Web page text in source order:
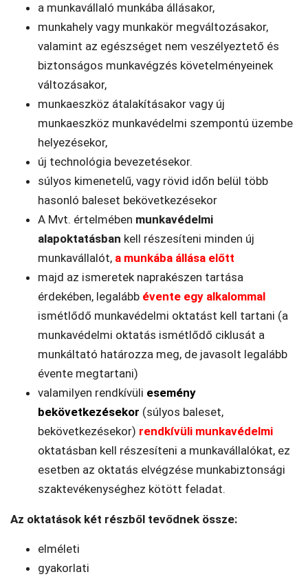
a munkavállaló munkába állásakor,
munkahely vagy munkakör megváltozásakor,
valamint az egészséget nem veszélyeztető és
biztonságos munkavégzés követelményeinek
változásakor,
munkaeszköz átalakításakor vagy új
munkaeszköz munkavédelmi szempontú üzembe
helyezésekor,
új technológia bevezetésekor.
súlyos kimenetelű, vagy rövid időn belül több
hasonló baleset bekövetkezésekor
A Mvt. értelmében munkavédelmi
alapoktatásban kell részesíteni minden új
munkavállalót, a munkába állása előtt
majd az ismeretek naprakészen tartása
érdekében, legalább évente egy alkalommal
ismétlődő munkavédelmi oktatást kell tartani (a
munkavédelmi oktatás ismétlődő ciklusát a
munkáltató határozza meg, de javasolt legalább
évente megtartani)
valamilyen rendkívüli esemény
bekövetkezésekor (súlyos baleset,
bekövetkezésekor) rendkívüli munkavédelmi
oktatásban kell részesíteni a munkavállalókat, ez
esetben az oktatás elvégzése munkabiztonsági
szaktevékenységhez kötött feladat.
Az oktatások két részből tevődnek össze:
elméleti
gyakorlati